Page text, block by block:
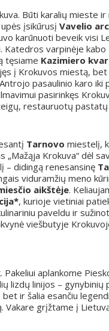
Būti karalių mieste
įsikūrusį Vavelio
karūnuoti beveik visi
Katedros varpinėje
tęsiame Kazimiero
į Krokuvos miestą,
pasaulinio karo
pasirinkęs
restauruotų
Tarnovo miestelį,
„Mažąja Krokuva“ dėl
– didingą renesansinę
viduramžių meno
aikštėje.
*, kurioje vietiniai
paveldu ir
viešbutyje
aplankome
lizdų linijos – gynybinių
ir šalia esančiu
Vakare grįžtame į